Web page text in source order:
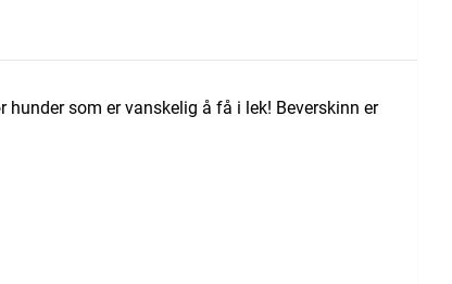
som er vanskelig å få i lek! Beverskinn er